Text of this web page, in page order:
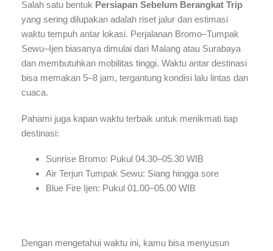
Salah satu bentuk Persiapan Sebelum Berangkat Trip
yang sering dilupakan adalah riset jalur dan estimasi
waktu tempuh antar lokasi. Perjalanan Bromo–Tumpak
Sewu–Ijen biasanya dimulai dari Malang atau Surabaya
dan membutuhkan mobilitas tinggi. Waktu antar destinasi
bisa memakan 5–8 jam, tergantung kondisi lalu lintas dan
cuaca.
Pahami juga kapan waktu terbaik untuk menikmati tiap
destinasi:
Sunrise Bromo: Pukul 04.30–05.30 WIB
Air Terjun Tumpak Sewu: Siang hingga sore
Blue Fire Ijen: Pukul 01.00–05.00 WIB
Dengan mengetahui waktu ini, kamu bisa menyusun